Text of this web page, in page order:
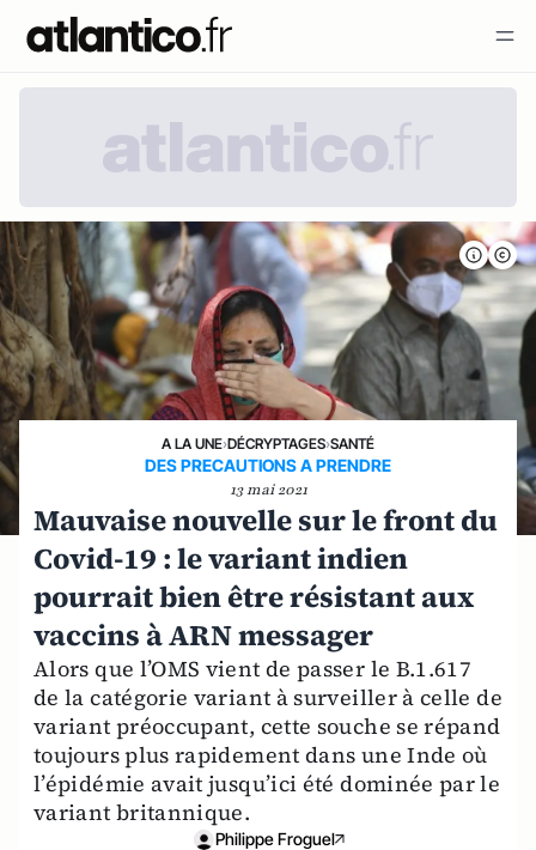
A LA UNE›DÉCRYPTAGES›SANTÉ
DES PRECAUTIONS A PRENDRE
13 mai 2021
Mauvaise nouvelle sur le front du
Covid-19 : le variant indien
pourrait bien être résistant aux
vaccins à ARN messager
Alors que l’OMS vient de passer le B.1.617
de la catégorie variant à surveiller à celle de
variant préoccupant, cette souche se répand
toujours plus rapidement dans une Inde où
l’épidémie avait jusqu’ici été dominée par le
variant britannique.
Philippe Froguel